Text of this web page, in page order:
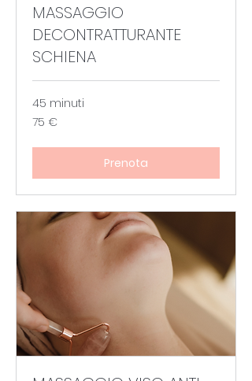
MASSAGGIO
DECONTRATTURANTE
SCHIENA
45 minuti
75
euro
75 €
Prenota